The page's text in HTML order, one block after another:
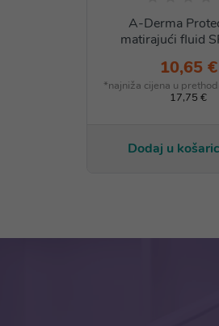
A-Derma
matirajući fluid
10,65 €
*najniža cijena u
17,75 €
Dodaj u